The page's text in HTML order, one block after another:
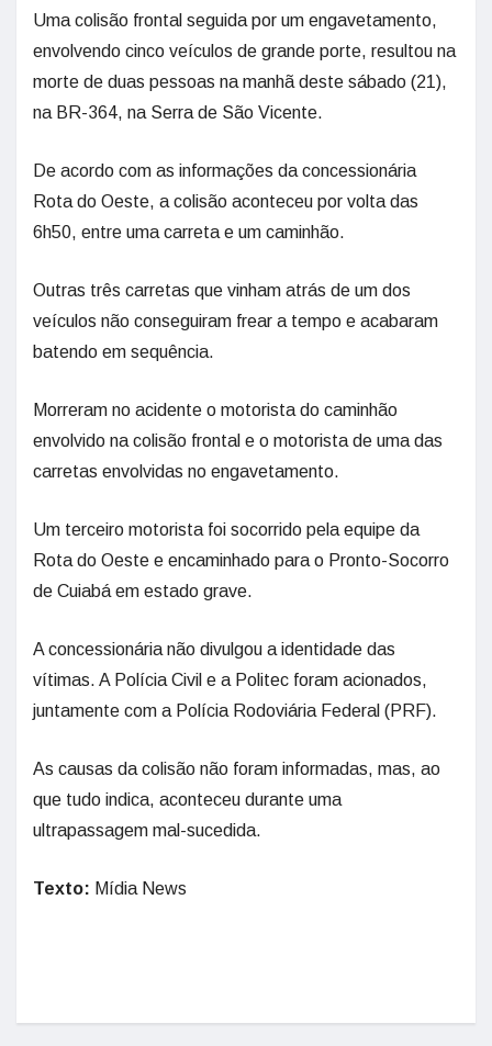
Uma colisão frontal seguida por um engavetamento,
envolvendo cinco veículos de grande porte, resultou na
morte de duas pessoas na manhã deste sábado (21),
na BR-364, na Serra de São Vicente.
De acordo com as informações da concessionária
Rota do Oeste, a colisão aconteceu por volta das
6h50, entre uma carreta e um caminhão.
Outras três carretas que vinham atrás de um dos
veículos não conseguiram frear a tempo e acabaram
batendo em sequência.
Morreram no acidente o motorista do caminhão
envolvido na colisão frontal e o motorista de uma das
carretas envolvidas no engavetamento.
Um terceiro motorista foi socorrido pela equipe da
Rota do Oeste e encaminhado para o Pronto-Socorro
de Cuiabá em estado grave.
A concessionária não divulgou a identidade das
vítimas. A Polícia Civil e a Politec foram acionados,
juntamente com a Polícia Rodoviária Federal (PRF).
As causas da colisão não foram informadas, mas, ao
que tudo indica, aconteceu durante uma
ultrapassagem mal-sucedida.
Texto: Mídia News